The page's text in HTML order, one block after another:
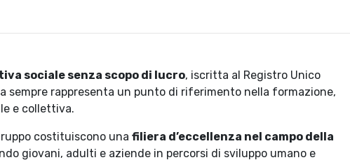
sociale senza scopo di lucro, iscritta al Registro Unico
sempre rappresenta un punto di riferimento nella formazione,
e collettiva.
costituiscono una filiera d’eccellenza nel campo della
giovani, adulti e aziende in percorsi di sviluppo umano e